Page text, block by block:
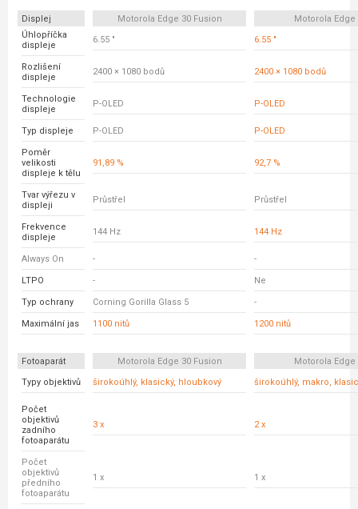
Displej Motorola Edge 30 Fusion
Motorola Edge
Úhlopříčka
displeje
6.55 " 6.55 "
Rozlišení
displeje
2400 × 1080 bodů 2400 × 1080 bodů
Technologie
displeje
P-OLED P-OLED
Typ displeje P-OLED P-OLED
Poměr
velikosti
displeje k tělu
91,89 % 92,7 %
Tvar výřezu v
displeji
Průstřel Průstřel
Frekvence
displeje
144 Hz 144 Hz
Always On - -
LTPO - Ne
Typ ochrany Corning Gorilla Glass 5 -
Maximální jas 1100 nitů 1200 nitů
Fotoaparát Motorola Edge 30 Fusion
Motorola Edge
Typy objektivů
širokoúhlý, klasický, hloubkový širokoúhlý, makro,
Počet
objektivů
zadního
fotoaparátu
3 x 2 x
Počet
objektivů
předního
fotoaparátu
1 x 1 x